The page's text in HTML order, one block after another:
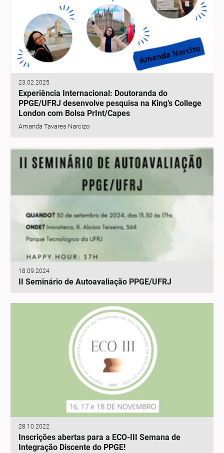
23.02.2025
Experiência Internacional: Doutoranda do
PPGE/UFRJ desenvolve pesquisa na King’s College
London com Bolsa PrInt/Capes
Amanda Tavares Narcizo
18.09.2024
II Seminário de Autoavaliação PPGE/UFRJ
28.10.2022
Inscrições abertas para a ECO-III Semana de
Integração Discente do PPGE!